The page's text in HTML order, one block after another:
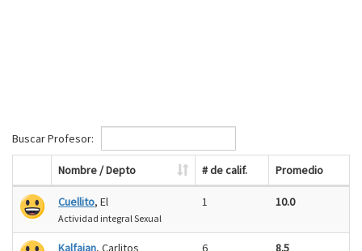
Buscar Profesor:
Nombre / Depto # de calif. Promedio
Cuellito, El
Actividad integral Sexual
1 10.0
Kalfaian, Carlitos 6 8.5